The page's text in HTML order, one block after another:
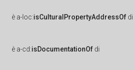
è a-loc:isCulturalPropertyAddressOf di
è a-cd:isDocumentationOf di